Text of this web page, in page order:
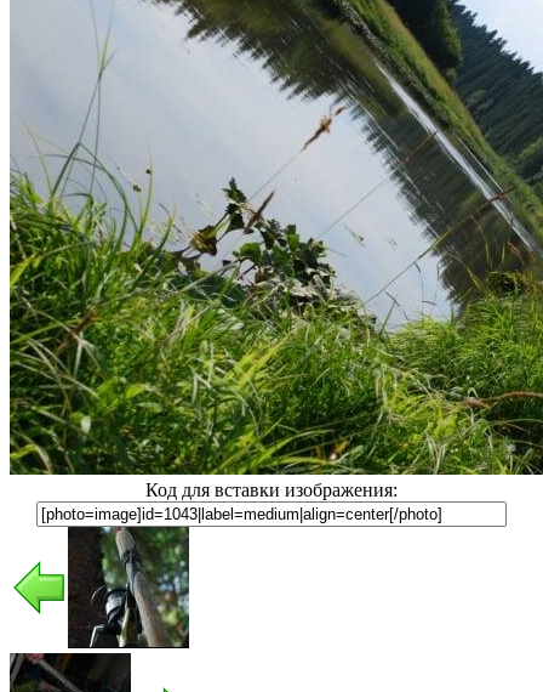
Код для вставки изображения: